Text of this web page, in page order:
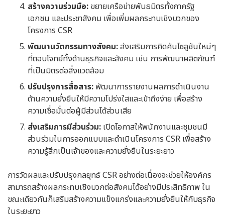
สร้างความร่วมมือ: ขยายเครือข่ายพันธมิตรทั้งภาครัฐ
เอกชน และประชาสังคม เพื่อเพิ่มผลกระทบเชิงบวกของ
โครงการ CSR
พัฒนานวัตกรรมทางสังคม:ส่งเสริมการคิดค้นโซลูชันใหม่ๆ
ที่ตอบโจทย์ทั้งด้านธุรกิจและสังคม เช่น การพัฒนาผลิตภัณฑ์
ที่เป็นมิตรต่อสิ่งแวดล้อม
ปรับปรุงการสื่อสาร:พัฒนาการรายงานผลการดำเนินงาน
ด้านความยั่งยืนให้มีความโปร่งใสและเข้าถึงง่าย เพื่อสร้าง
ความเชื่อมั่นต่อผู้มีส่วนได้ส่วนเสีย
ส่งเสริมการมีส่วนร่วม: เปิดโอกาสให้พนักงานและชุมชนมี
ส่วนร่วมในการออกแบบและดำเนินโครงการ CSR เพื่อสร้าง
ความรู้สึกเป็นเจ้าของและความยั่งยืนในระยะยาว
การวัดผลและปรับปรุงกลยุทธ์ CSR อย่างต่อเนื่องจะช่วยให้องค์กร
สามารถสร้างผลกระทบเชิงบวกต่อสังคมได้อย่างมีประสิทธิภาพ ใน
ขณะเดียวกันก็เสริมสร้างความแข็งแกร่งและความยั่งยืนให้กับธุรกิจ
ในระยะยาว